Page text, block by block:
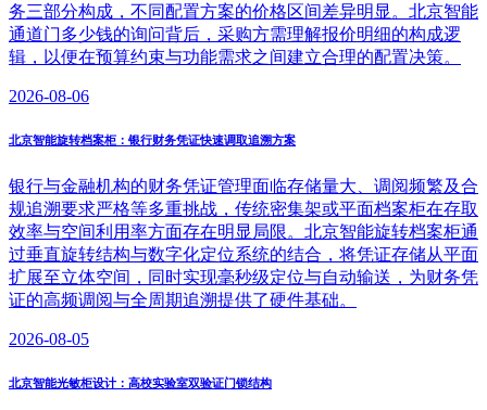
务三部分构成，不同配置方案的价格区间差异明显。北京智能
通道门多少钱的询问背后，采购方需理解报价明细的构成逻
辑，以便在预算约束与功能需求之间建立合理的配置决策。
2026-08-06
北京智能旋转档案柜：银行财务凭证快速调取追溯方案
银行与金融机构的财务凭证管理面临存储量大、调阅频繁及合
规追溯要求严格等多重挑战，传统密集架或平面档案柜在存取
效率与空间利用率方面存在明显局限。北京智能旋转档案柜通
过垂直旋转结构与数字化定位系统的结合，将凭证存储从平面
扩展至立体空间，同时实现毫秒级定位与自动输送，为财务凭
证的高频调阅与全周期追溯提供了硬件基础。
2026-08-05
北京智能光敏柜设计：高校实验室双验证门锁结构